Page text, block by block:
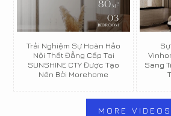
Trải Nghiệm Sự Hoàn Hảo
Nội Thất Đẳng Cấp Tại
SUNSHINE CTY Được Tạo
Nên Bởi Morehome
Sang
MORE VIDEOS